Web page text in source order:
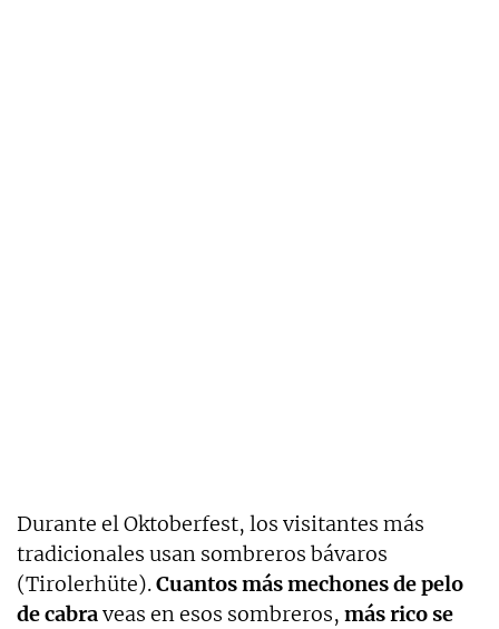
Durante el Oktoberfest, los visitantes más
tradicionales usan sombreros bávaros
(Tirolerhüte).Cuantos más mechones de pelo
de cabraveas en esos sombreros, más rico se